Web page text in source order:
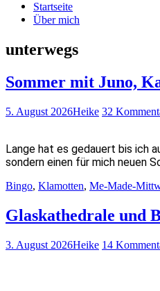
Startseite
Über mich
unterwegs
Sommer mit Juno,
5. August 2026Heike 32
Lange hat es gedauert bis ich
sondern einen für mich neuen
Bingo, Klamotten, Me-Made-
Glaskathedrale und
3. August 2026Heike 14